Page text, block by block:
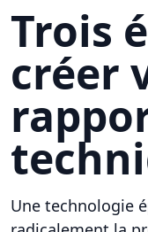
Trois
créer
Une technologie